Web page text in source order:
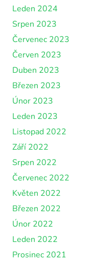
Leden 2024
Srpen 2023
Červenec 2023
Červen 2023
Duben 2023
Březen 2023
Únor 2023
Leden 2023
Listopad 2022
Září 2022
Srpen 2022
Červenec 2022
Květen 2022
Březen 2022
Únor 2022
Leden 2022
Prosinec 2021